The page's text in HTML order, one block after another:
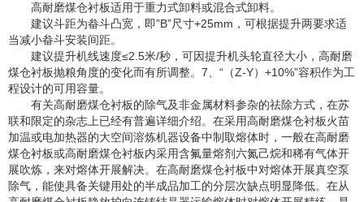
高耐磨煤仓衬板适用于重力式卸料或混合式卸料。
建议斗距为畚斗凸宽，即”B”尺寸+25mm，可根据提升两要求适
当减小畚斗安装间距。
建议提升机线速度≤2.5米/秒，可因提升机头轮直径大小，高耐磨
煤仓衬板抛粮角度的变化而有所调整。7、“（Z-Y）+10%”容积作为工
程设计的可用容量。
有关高耐磨煤仓衬板的除气及非金属材料参杂的祛除方式，在苏
联和限定的杂志上已经有普遍详细介绍。在采用高耐磨煤仓衬板火苗
加温或电加热器的大空间溶炼机器设备中制取熔体时，一般在高耐磨
煤仓衬板或高耐磨煤仓衬板内采用含氟量熔剂六氮己烷和稀有气体开
展吹炼，来对熔体开展解决。在高耐磨煤仓衬板中对熔体开展真空泵
除气，能使具备关键用处的半成品加工的分层次缺点明显降低。在从